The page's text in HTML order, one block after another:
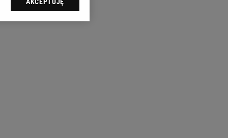
sp. z o.o., jej
swoje preferencje
celów identyfikacji.
reklam i treści,